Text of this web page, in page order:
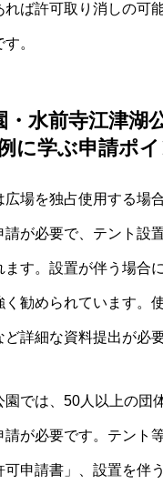
れば許可取り消しの可
。
・水前寺江津湖
に学ぶ申請ポイ
広場を独占使用する場
請が必要で、テント設
ます。設置が伴う場合
く勧められています。
詳細な資料提出が必要
園では、50人以上の団
請が必要です。テント
可申請書」、設置を伴